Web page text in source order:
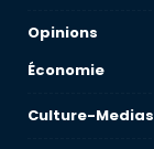
Opinions
Économie
Culture-Medias